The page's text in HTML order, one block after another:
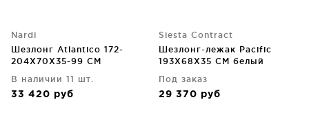
Nardi
Шезлонг Atlantico 172-
204X70X35-99 CM
В наличии 11 шт.
33 420 руб
Siesta Contract
Шезлонг-лежак Pacific
193X68X35 CM белый
Под заказ
29 370 руб